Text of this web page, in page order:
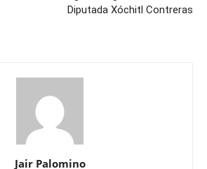
Diputada Xóchitl Contreras
Jair Palomino